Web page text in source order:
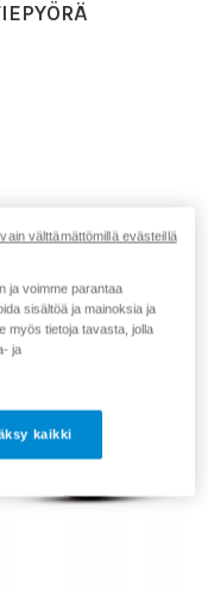
ja voimme parantaa
sisältöä ja mainoksia ja
myös tietoja tavasta, jolla
ja
kaikki
välttämättömillä evästeillä